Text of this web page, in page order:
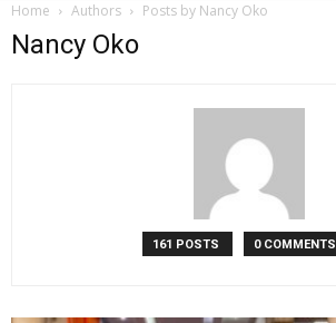
Home Authors Posts by Nancy Oko
Nancy Oko
161 POSTS 0 COMMENTS